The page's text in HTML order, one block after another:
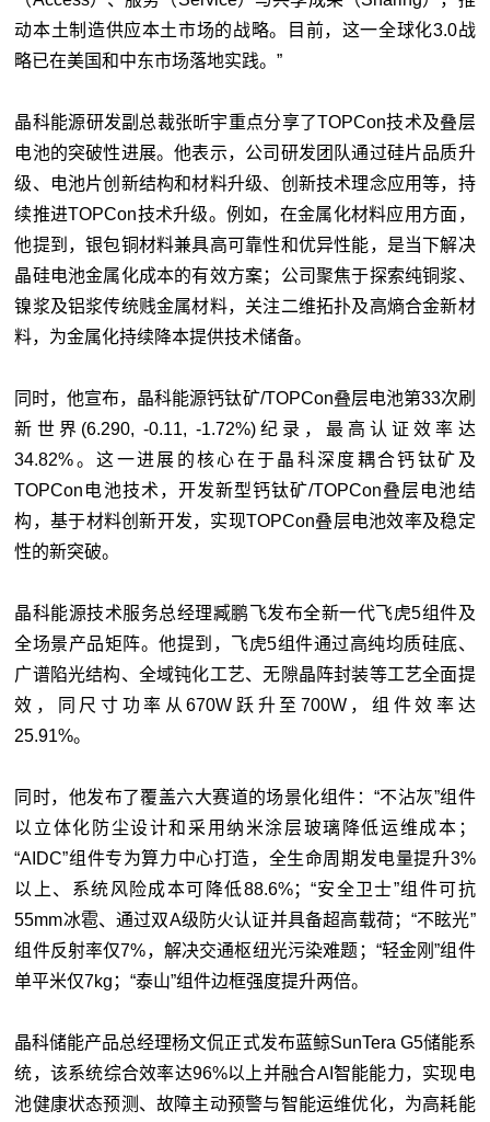
动本土制造供应本土市场的战略。目前，这一全球化3.0战
略已在美国和中东市场落地实践。”
晶科能源研发副总裁张昕宇重点分享了TOPCon技术及叠层
电池的突破性进展。他表示，公司研发团队通过硅片品质升
级、电池片创新结构和材料升级、创新技术理念应用等，持
续推进TOPCon技术升级。例如，在金属化材料应用方面，
他提到，银包铜材料兼具高可靠性和优异性能，是当下解决
晶硅电池金属化成本的有效方案；公司聚焦于探索纯铜浆、
镍浆及铝浆传统贱金属材料，关注二维拓扑及高熵合金新材
料，为金属化持续降本提供技术储备。
同时，他宣布，晶科能源钙钛矿/TOPCon叠层电池第33次刷
新世界 (6.290, -0.11, -1.72%)纪录，最高认证效率达
34.82%。这一进展的核心在于晶科深度耦合钙钛矿及
TOPCon电池技术，开发新型钙钛矿/TOPCon叠层电池结
构，基于材料创新开发，实现TOPCon叠层电池效率及稳定
性的新突破。
晶科能源技术服务总经理臧鹏飞发布全新一代飞虎5组件及
全场景产品矩阵。他提到，飞虎5组件通过高纯均质硅底、
广谱陷光结构、全域钝化工艺、无隙晶阵封装等工艺全面提
效，同尺寸功率从670W跃升至700W，组件效率达
25.91%。
同时，他发布了覆盖六大赛道的场景化组件：“不沾灰”组件
以立体化防尘设计和采用纳米涂层玻璃降低运维成本；
“AIDC”组件专为算力中心打造，全生命周期发电量提升3%
以上、系统风险成本可降低88.6%；“安全卫士”组件可抗
55mm冰雹、通过双A级防火认证并具备超高载荷；“不眩光”
组件反射率仅7%，解决交通枢纽光污染难题；“轻金刚”组件
单平米仅7kg；“泰山”组件边框强度提升两倍。
晶科储能产品总经理杨文侃正式发布蓝鲸SunTera G5储能系
统，该系统综合效率达96%以上并融合AI智能能力，实现电
池健康状态预测、故障主动预警与智能运维优化，为高耗能